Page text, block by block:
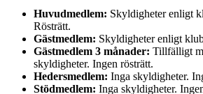
Huvudmedlem: Skyldigheter enligt
Rösträtt.
Gästmedlem: Skyldigheter enligt
Gästmedlem 3 månader: Tillfälligt
skyldigheter. Ingen rösträtt.
Hedersmedlem: Inga skyldigheter.
Stödmedlem: Inga skyldigheter.